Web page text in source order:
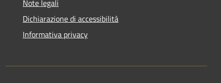
Note legali
Dichiarazione di accessibilità
Informativa privacy